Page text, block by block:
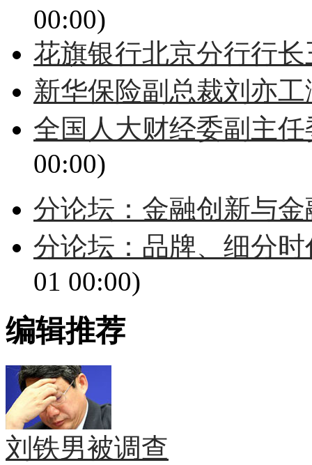
00:00)
花旗银行北京分行行
新华保险副总裁刘亦工
全国人大财经委副主
00:00)
分论坛：金融创新与
分论坛：品牌、细分
01 00:00)
编辑推荐
刘铁男被调查